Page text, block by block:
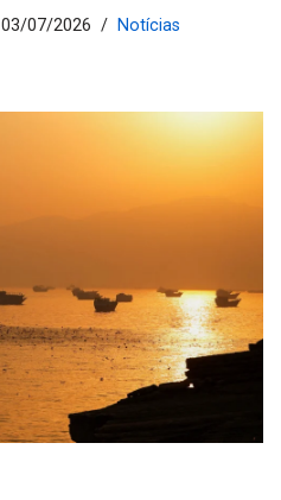
03/07/2026 Notícias